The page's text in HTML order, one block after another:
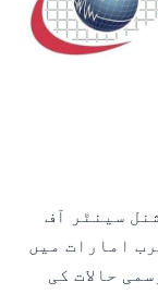
(وام) -- نیشنل سینٹر آف
امارات میں
موسمی حالات کی